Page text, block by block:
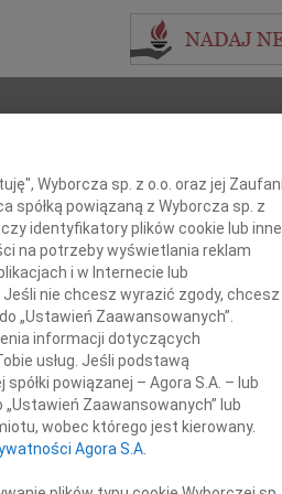
Imię i nazwisko lub numer ogłoszenia:
+ szukanie zaawansowane
INNE NEKROLOGI
07.08.2026Warszawa
Dziekanie Wydziału dr hab. Julii
07.08.2026Warszawa
Naszej kochanej i dzielnej Marylce
Jacek Tadeusz Duniec
Z wielkim żalem przyjęliśmy
Małgorzata Kościelska
W dniu 3 sierpnia 2026 roku zmarła
Wyborcza sp. z o.o. oraz jej Zaufani
spółką powiązaną z Wyborcza sp. z
identyfikatory plików cookie lub inne
na potrzeby wyświetlania reklam
i w Internecie lub
nie chcesz wyrazić zgody, chcesz
„Ustawień Zaawansowanych”.
informacji dotyczących
usług. Jeśli podstawą
powiązanej – Agora S.A. – lub
Zaawansowanych” lub
wobec którego jest kierowany.
Agora S.A.